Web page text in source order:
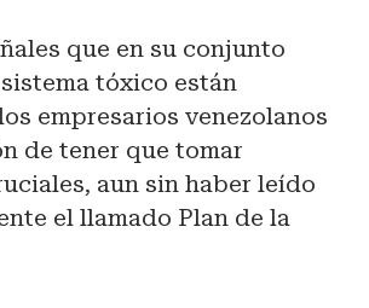
que en su conjunto
tóxico están
empresarios venezolanos
de tener que tomar
aun sin haber leído
el llamado Plan de la